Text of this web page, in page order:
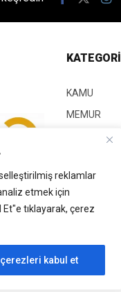
reklamlar
etmek için
tıklayarak, çerez
kabul et
KAMU
MEMUR
GÜNCEL
| 2026